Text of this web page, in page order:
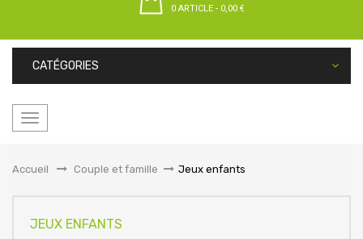
0 ARTICLE - 0,00 €
CATÉGORIES
Basculer
Accueil
&gt;Couple et famille > Jeux enfants
JEUX ENFANTS